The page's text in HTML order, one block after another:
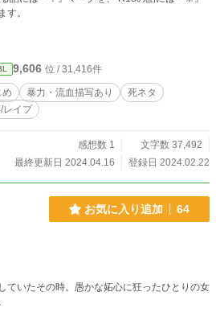
す。
9,606 位 / 31,416件
め 暴力・流血描写あり
死ネタ
レイプ
感想数 1
文字数 37,492
最終更新日 2024.04.16
登録日 2024.02.22
お気に入り追加 64
ていたその時。愚かな妬心に狂ったひとりの女